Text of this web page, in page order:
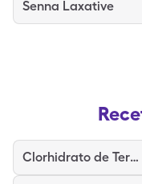
Senna Laxative
Clorhidrato de Terazosina